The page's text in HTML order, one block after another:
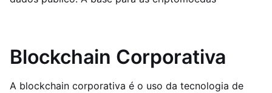
Blockchain Corporativa
A blockchain corporativa é o uso da tecnologia de